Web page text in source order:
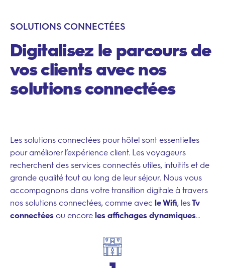
SOLUTIONS CONNECTÉES
Digitalisez le parcours de
vos clients avec nos
solutions connectées
Les solutions connectées pour hôtel sont essentielles
pour améliorer l’expérience client. Les voyageurs
recherchent des services connectés utiles, intuitifs et de
grande qualité tout au long de leur séjour. Nous vous
accompagnons dans votre transition digitale à travers
nos solutions connectées, comme avec le Wifi, lesTv
connectées ou encore les affichages dynamiques…